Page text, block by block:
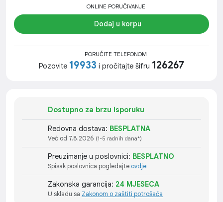
ONLINE PORUČIVANJE
Dodaj u korpu
PORUČITE TELEFONOM
Pozovite 19933 i pročitajte šifru 126267
Dostupno za brzu isporuku
Redovna dostava: BESPLATNA
Već od 7.8.2026 (1-5 radnih dana*)
Preuzimanje u poslovnici: BESPLATNO
Spisak poslovnica pogledajte ovdje
Zakonska garancija: 24 MJESECA
U skladu sa Zakonom o zaštiti potrošača